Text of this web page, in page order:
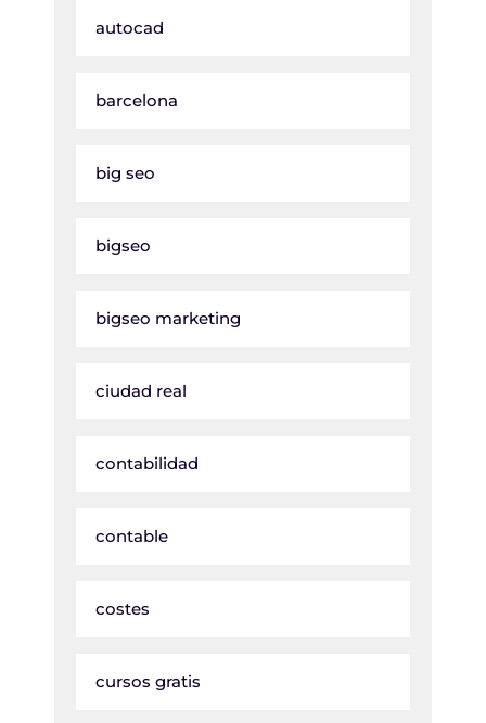
autocad
barcelona
big seo
bigseo
bigseo marketing
ciudad real
contabilidad
contable
costes
cursos gratis